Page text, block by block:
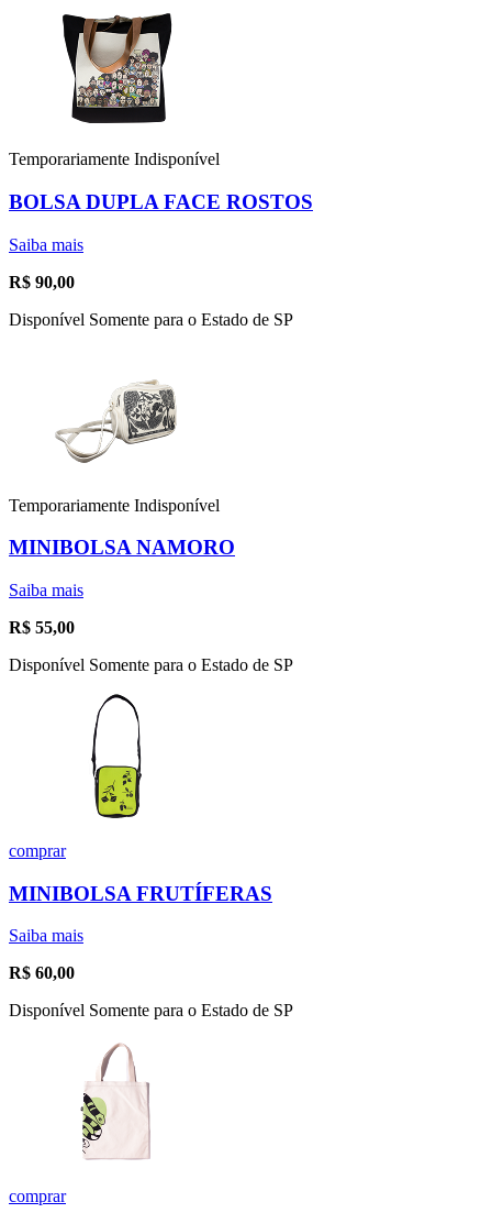
Temporariamente Indisponível
BOLSA DUPLA FACE ROSTOS
Saiba mais
R$ 90,00
Disponível Somente para o Estado de SP
Temporariamente Indisponível
MINIBOLSA NAMORO
Saiba mais
R$ 55,00
Disponível Somente para o Estado de SP
comprar
MINIBOLSA FRUTÍFERAS
Saiba mais
R$ 60,00
Disponível Somente para o Estado de SP
comprar